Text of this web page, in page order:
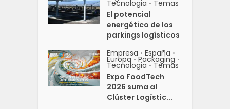
Tecnologia • Temas
El potencial
energético de los
parkings logísticos
Empresa • España •
Europa • Packaging •
Tecnologia • Temas
Expo FoodTech
2026 suma al
Clúster Logístic...